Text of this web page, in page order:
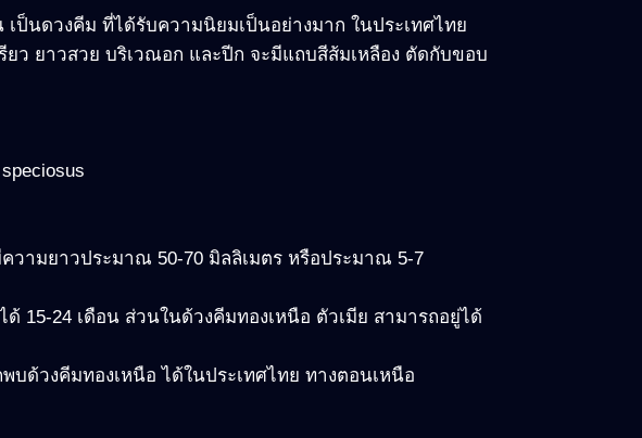
ป็นดวงคีม ที่ได้รับความนิยมเป็นอย่างมาก ในประเทศไทย
ว ยาวสวย บริเวณอก และปีก จะมีแถบสีส้มเหลือง ตัดกับขอบ
ามยาวประมาณ 50-70 มิลลิเมตร หรือประมาณ 5-7
15-24 เดือน ส่วนในด้วงคีมทองเหนือ ตัวเมีย สามารถอยู่ได้
บด้วงคีมทองเหนือ ได้ในประเทศไทย ทางตอนเหนือ